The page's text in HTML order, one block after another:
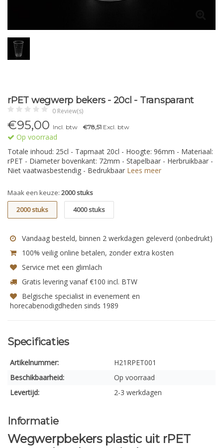
rPET wegwerp bekers - 20cl - Transparant
0 Review(s)
€95,00 Incl. btw €78,51 Excl. btw
Op voorraad
Totale inhoud: 25cl - Tapmaat 20cl - Hoogte: 96mm - Materiaal:
rPET - Diameter bovenkant: 72mm - Stapelbaar - Herbruikbaar -
Niet vaatwasbestendig - Bedrukbaar Lees meer
Maak een keuze: 2000 stuks
2000 stuks
4000 stuks
Vandaag besteld, binnen 2 werkdagen geleverd (onbedrukt)
100% veilig online betalen, zonder extra kosten
Service met een glimlach
Gratis levering vanaf €100 incl. BTW
Belgische specialist in evenement en
horecabenodigdheden sinds 1989
Specificaties
Artikelnummer:
H21RPET001
Beschikbaarheid:
Op voorraad
Levertijd:
2-3 werkdagen
Informatie
Wegwerpbekers plastic uit rPET